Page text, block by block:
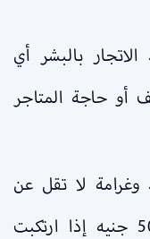
بالبشر أي
أو حاجة المتاجر
وغرامة لا تقل عن
100,000 جنيه ولا تجاوز 500,000 جنيه إذا ارتكبت